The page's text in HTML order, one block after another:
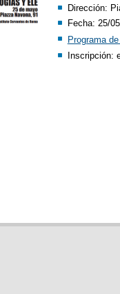
Dirección:
Fecha: 25/
Programa
Inscripción: